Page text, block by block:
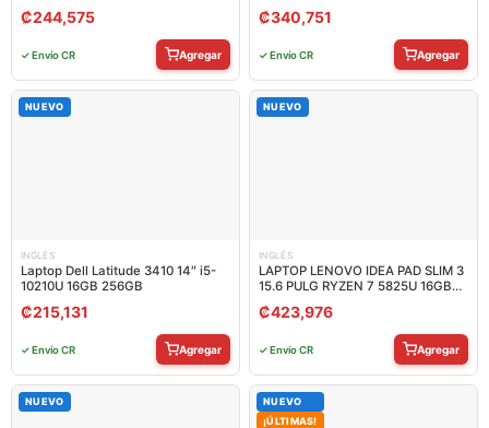
₡244,575
✓ Envío CR Agregar
₡340,751
✓ Envío CR Agregar
NUEVO
INGLÉS
Laptop Dell Latitude 3410 14″ i5-
10210U 16GB 256GB
₡215,131
✓ Envío CR Agregar
NUEVO
INGLÉS
LAPTOP LENOVO IDEA PAD SLIM 3
15.6 PULG RYZEN 7 5825U 16GB
82XM00LMUS
₡423,976
✓ Envío CR Agregar
NUEVO
NUEVO
¡ÚLTIMAS!